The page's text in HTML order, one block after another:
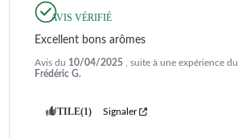
AVIS VÉRIFIÉ
Excellent bons arômes
Avis du 10/04/2025 , suite à une expérience du
Frédéric G.
UTILE(1) Signaler